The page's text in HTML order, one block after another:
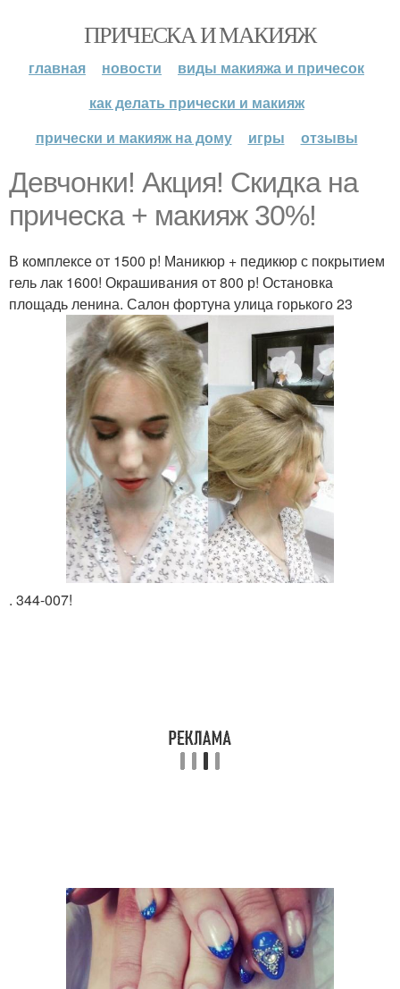
ПРИЧЕСКА И МАКИЯЖ
главная новости
виды макияжа и причесок
как делать прически и макияж
прически и макияж на дому
игры отзывы
Девчонки! Акция! Скидка на
прическа + макияж 30%!
В комплексе от 1500 р! Маникюр + педикюр с покрытием
гель лак 1600! Окрашивания от 800 р! Остановка
площадь ленина. Салон фортуна улица горького 23
. 344-007!